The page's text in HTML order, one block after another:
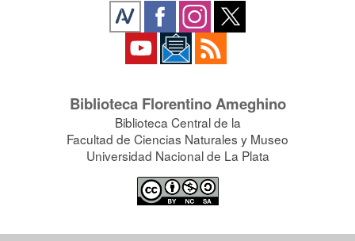
Biblioteca Florentino Ameghino
Biblioteca Central de la
Facultad de Ciencias Naturales y Museo
Universidad Nacional de La Plata